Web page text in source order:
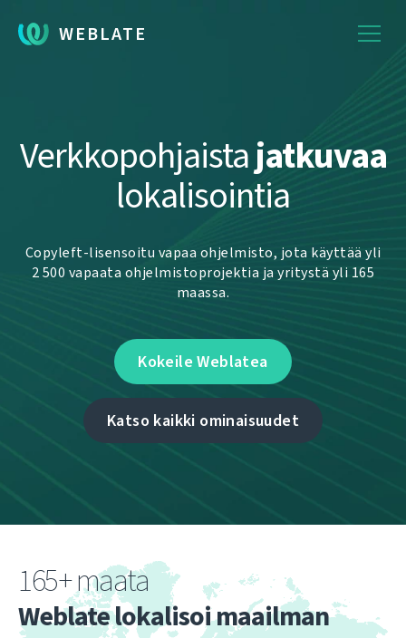
WEBLATE
Verkkopohjaistajatkuvaa
lokalisointia
Copyleft-lisensoitu vapaa ohjelmisto, jota käyttää yli
2 500 vapaata ohjelmistoprojektia ja yritystä yli 165
maassa.
Kokeile Weblatea
Katso kaikki ominaisuudet
165+ maata
Weblate lokalisoi maailman